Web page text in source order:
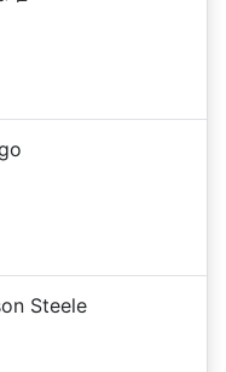
Steele